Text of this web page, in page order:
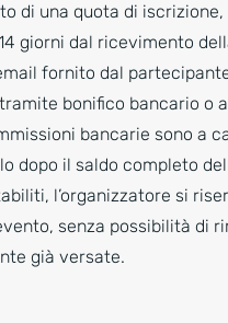
di una quota di
giorni dal ricevimento
fornito dal
bonifico bancario o
bancarie sono a
dopo il saldo completo
l’organizzatore si
senza possibilità di
già versate.